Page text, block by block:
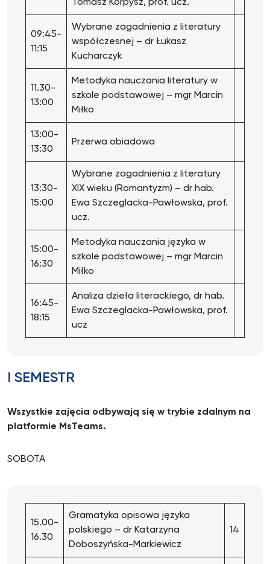
Tomasz Korpysz, prof. ucz.
09:45-
11:15
Wybrane zagadnienia z literatury
współczesnej – dr Łukasz
Kucharczyk
11.30-
13:00
Metodyka nauczania literatury w
szkole podstawowej – mgr Marcin
Miłko
13:00-
13:30
Przerwa obiadowa
13:30-
15:00
Wybrane zagadnienia z literatury
XIX wieku (Romantyzm) – dr hab.
Ewa Szczeglacka-Pawłowska, prof.
ucz.
15:00-
16:30
Metodyka nauczania języka w
szkole podstawowej – mgr Marcin
Miłko
16:45-
18:15
Analiza dzieła literackiego, dr hab.
Ewa Szczeglacka-Pawłowska, prof.
ucz
I SEMESTR
Wszystkie zajęcia odbywają się w trybie zdalnym na
platformie MsTeams.
SOBOTA
15.00-
16.30
Gramatyka opisowa języka
polskiego – dr Katarzyna
Doboszyńska-Markiewicz
14